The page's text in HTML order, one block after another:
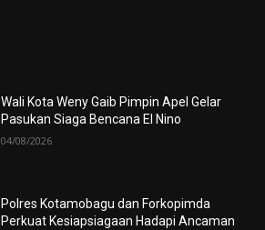
Wali Kota Weny Gaib Pimpin Apel Gelar
Pasukan Siaga Bencana El Nino
04/08/2026
Polres Kotamobagu dan Forkopimda
Perkuat Kesiapsiagaan Hadapi Ancaman